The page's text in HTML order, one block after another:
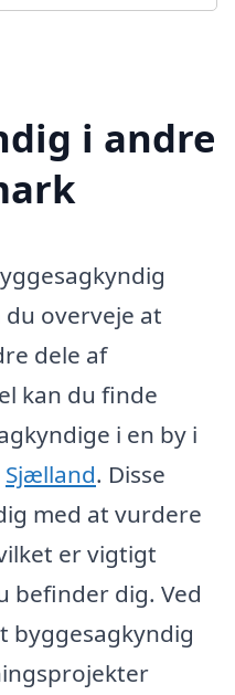
i andre
overveje at
dele af
kan du finde
i en by i
Sjælland. Disse
med at vurdere
er vigtigt
befinder dig. Ved
byggesagkyndig